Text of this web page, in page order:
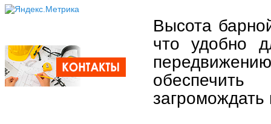
Высота
что удобно
загромождать